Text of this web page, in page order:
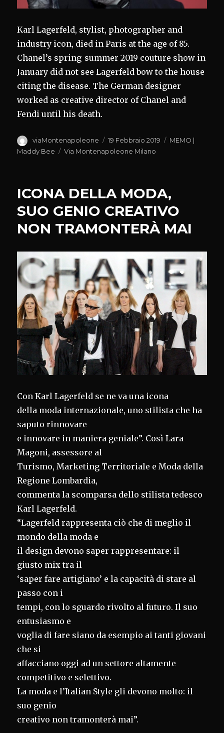
Karl Lagerfeld, stylist, photographer and
industry icon, died in Paris at the age of 85.
Chanel’s spring-summer 2019 couture show in
January did not see Lagerfeld bow to the house
citing the disease. The German designer
worked as creative director of Chanel and
Fendi until his death.
Autore
viaMontenapoleone
Pubblicato
il
19 Febbraio 2019 Categorie
MEMO |
Maddy Bee
Tag
Via Montenapoleone Milano
ICONA DELLA MODA,
SUO GENIO CREATIVO
NON TRAMONTERÀ MAI
Con Karl Lagerfeld se ne va una icona
della moda internazionale, uno stilista che ha
saputo rinnovare
e innovare in maniera geniale”. Così Lara
Magoni, assessore al
Turismo, Marketing Territoriale e Moda della
Regione Lombardia,
commenta la scomparsa dello stilista tedesco
Karl Lagerfeld.
“Lagerfeld rappresenta ciò che di meglio il
mondo della moda e
il design devono saper rappresentare: il
giusto mix tra il
‘saper fare artigiano’ e la capacità di stare al
passo con i
tempi, con lo sguardo rivolto al futuro. Il suo
entusiasmo e
voglia di fare siano da esempio ai tanti giovani
che si
affacciano oggi ad un settore altamente
competitivo e selettivo.
La moda e l’Italian Style gli devono molto: il
suo genio
creativo non tramonterà mai”.